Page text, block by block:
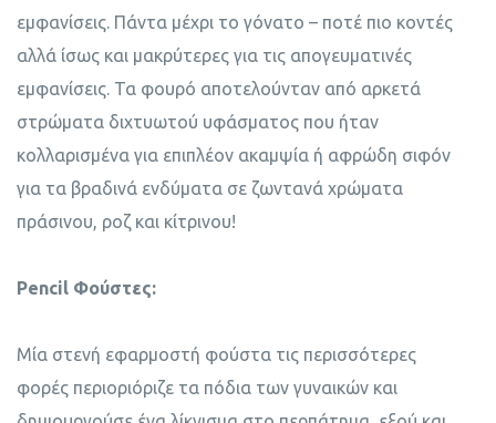
εμφανίσεις. Πάντα μέχρι το γόνατο – ποτέ πιο κοντές
αλλά ίσως και μακρύτερες για τις απογευματινές
εμφανίσεις. Τα φουρό αποτελούνταν από αρκετά
στρώματα διχτυωτού υφάσματος που ήταν
κολλαρισμένα για επιπλέον ακαμψία ή αφρώδη σιφόν
για τα βραδινά ενδύματα σε ζωντανά χρώματα
πράσινου, ροζ και κίτρινου!
Pencil Φούστες:
Μία στενή εφαρμοστή φούστα τις περισσότερες
φορές περιοριόριζε τα πόδια των γυναικών και